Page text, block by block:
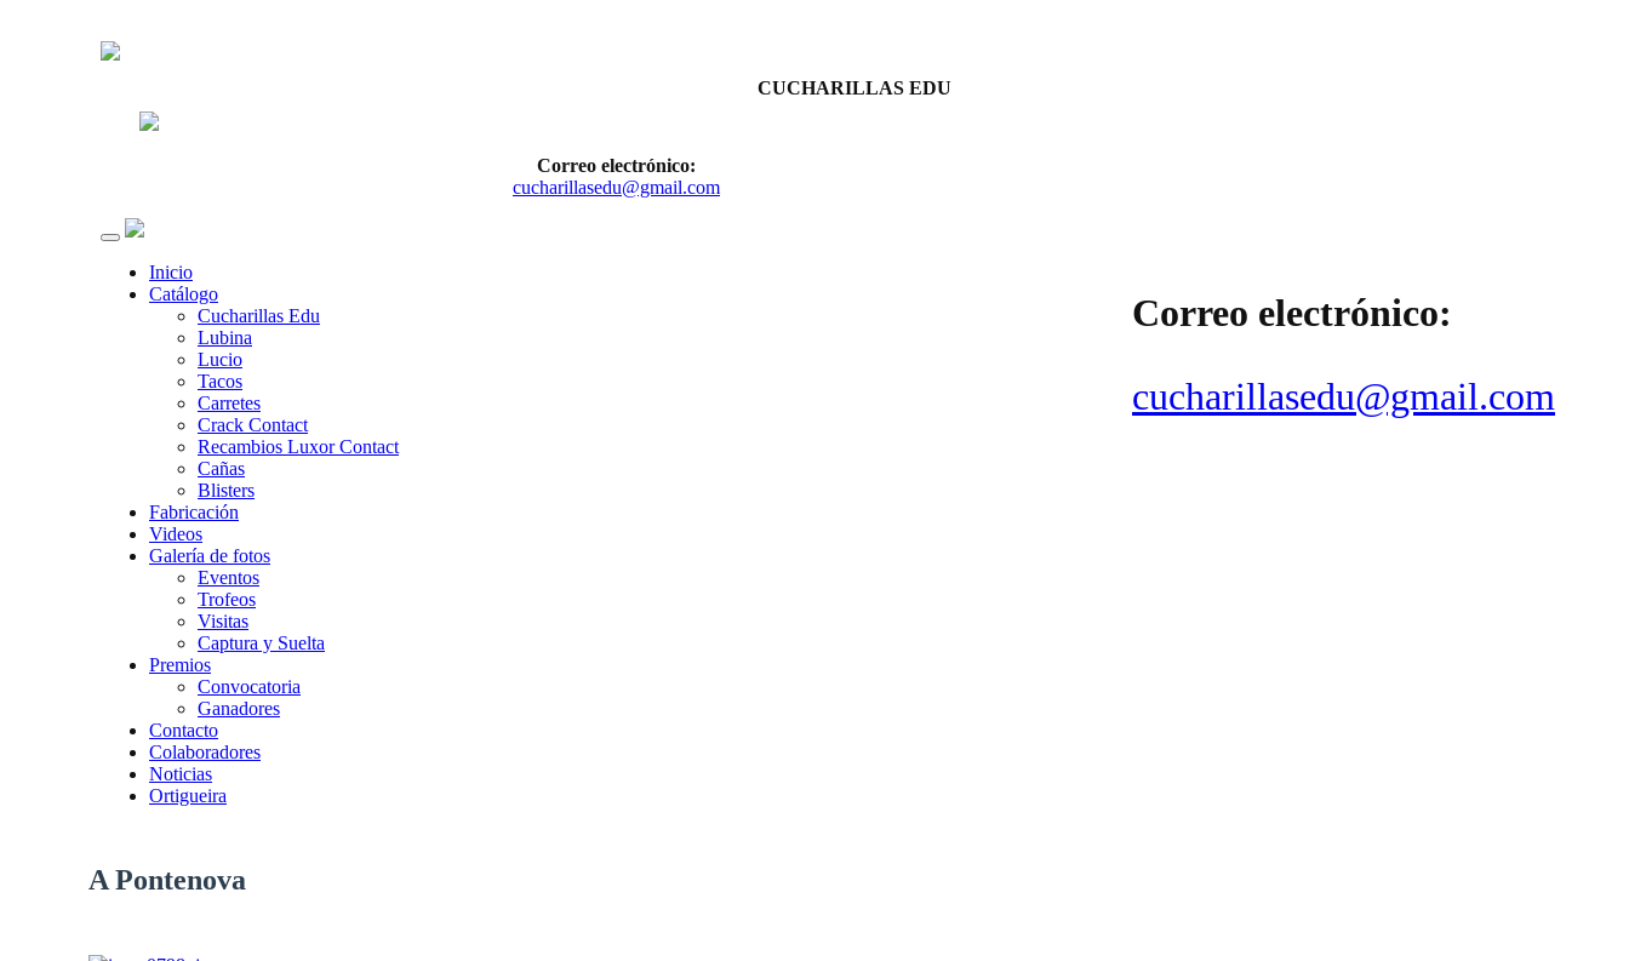
CUCHARILLAS EDU
Correo electrónico:
cucharillasedu@gmail.com
Correo electrónico:
cucharillasedu@gmail.com
Inicio
Catálogo
Cucharillas Edu
Lubina
Lucio
Tacos
Carretes
Crack Contact
Recambios Luxor Contact
Cañas
Blisters
Fabricación
Videos
Galería de fotos
Eventos
Trofeos
Visitas
Captura y Suelta
Premios
Convocatoria
Ganadores
Contacto
Colaboradores
Noticias
Ortigueira
A Pontenova